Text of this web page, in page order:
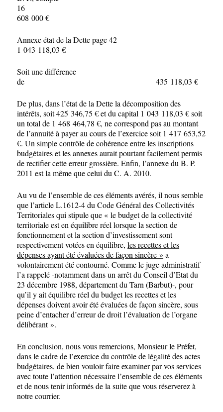
16
608 000 €
Annexe état de la Dette page 42
1 043 118,03 €
Soit une différence
de 435 118,03 €
De plus, dans l’état de la Dette la décomposition des
intérêts, soit 425 346,75 € et du capital 1 043 118,03 € soit
un total de 1 468 464,78 €, ne correspond pas au montant
de l’annuité à payer au cours de l’exercice soit 1 417 653,52
€. Un simple contrôle de cohérence entre les inscriptions
budgétaires et les annexes aurait pourtant facilement permis
de rectifier cette erreur grossière. Enfin, l’annexe du B. P.
2011 est la même que celui du C. A. 2010.
Au vu de l’ensemble de ces éléments avérés, il nous semble
que l’article L.1612-4 du Code Général des Collectivités
Territoriales qui stipule que « le budget de la collectivité
territoriale est en équilibre réel lorsque la section de
fonctionnement et la section d’investissement sont
respectivement votées en équilibre,les recettes et les
dépenses ayant été évaluées de façon sincère » a
volontairement été contourné. Comme le juge administratif
l’a rappelé -notamment dans un arrêt du Conseil d’Etat du
23 décembre 1988, département du Tarn (Barbut)-, pour
qu’il y ait équilibre réel du budget les recettes et les
dépenses doivent avoir été évaluées de façon sincère, sous
peine d’entacher d’erreur de droit l’évaluation de l’organe
délibérant ».
En conclusion, nous vous remercions, Monsieur le Préfet,
dans le cadre de l’exercice du contrôle de légalité des actes
budgétaires, de bien vouloir faire examiner par vos services
avec toute l’attention nécessaire l’ensemble de ces éléments
et de nous tenir informés de la suite que vous réserverez à
notre courrier.